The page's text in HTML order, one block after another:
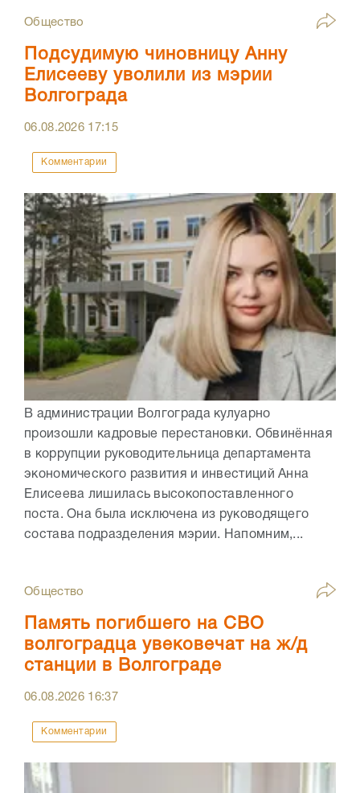
Общество
Подсудимую чиновницу Анну
Елисееву уволили из мэрии
Волгограда
06.08.2026 17:15
Комментарии
В администрации Волгограда кулуарно
произошли кадровые перестановки. Обвинённая
в коррупции руководительница департамента
экономического развития и инвестиций Анна
Елисеева лишилась высокопоставленного
поста. Она была исключена из руководящего
состава подразделения мэрии. Напомним,...
Общество
Память погибшего на СВО
волгоградца увековечат на ж/д
станции в Волгограде
06.08.2026 16:37
Комментарии